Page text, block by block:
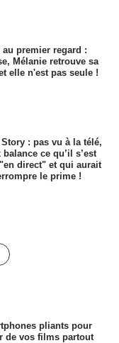
au premier regard :
Mélanie retrouve sa
elle n'est pas seule !
: pas vu à la télé,
balance ce qu’il s’est
direct" et qui aurait
le prime !
pliants pour
de vos films partout